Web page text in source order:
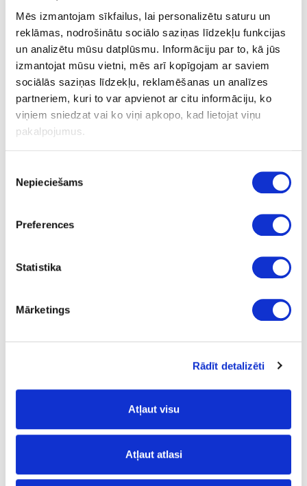
Mēs izmantojam sīkfailus, lai personalizētu saturu un
reklāmas, nodrošinātu sociālo saziņas līdzekļu funkcijas
un analizētu mūsu datplūsmu. Informāciju par to, kā jūs
izmantojat mūsu vietni, mēs arī kopīgojam ar saviem
sociālās saziņas līdzekļu, reklamēšanas un analīzes
partneriem, kuri to var apvienot ar citu informāciju, ko
viņiem sniedzat vai ko viņi apkopo, kad lietojat viņu
pakalpojumus.
izvēle
Nepieciešams
Preferences
Statistika
Mārketings
Rādīt detalizēti
Atļaut visu
Atļaut atlasi
apm. 35 ml/m2 ar HartwachsÖl Original. Žūšanas laiks
apm. 8 – 10 stundas; skatīt 3. punktu.
SASTĀVDAĻAS
Uz dabīgo augu eļļu un vasku bāzes (saulespuķu eļļa, sojas eļļa,
saflora eļļa, linsēklu eļļa, karnauba vasks un kandelilla vasks)
parafīns, dzelzs oksīds un organiskie pigmenti, titāna dioksīda
balts pigments, sikatīvi (žūšanas piedevas) un ūdeni atgrūdošas
piedevas. Dearomatizēts vaitspirts (nesatur benzolu). Produkts
atbilst ES regulai (2004/42/EK) saskaņā ar GOS saturu maks. 400
PATĒRIŅŠ
Produkta patēriņš ir ļoti atkarīgs no koksnes īpašībām. Visa
Uzdot jautājumu
41-O0111
Cietā vaska eļļa OSMO